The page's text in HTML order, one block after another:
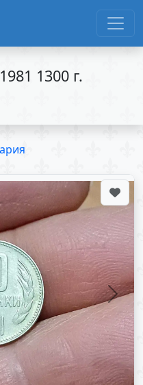
1300 г.
Next